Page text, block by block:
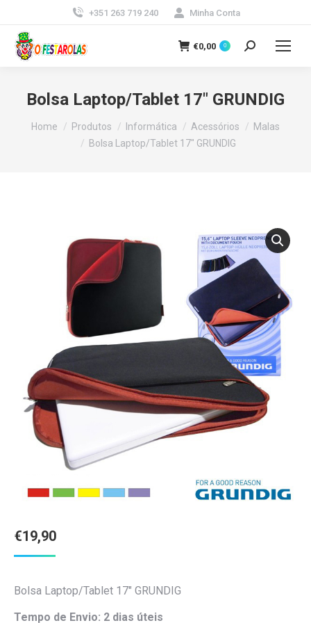
+351 263 719 240 Minha Conta
€0,00 0 Search:
Bolsa Laptop/Tablet 17″ GRUNDIG
You are here:
Home Produtos Informática Acessórios
Malas
Bolsa Laptop/Tablet 17″ GRUNDIG
€19,90
Bolsa Laptop/Tablet 17″ GRUNDIG
Tempo de Envio: 2 dias úteis